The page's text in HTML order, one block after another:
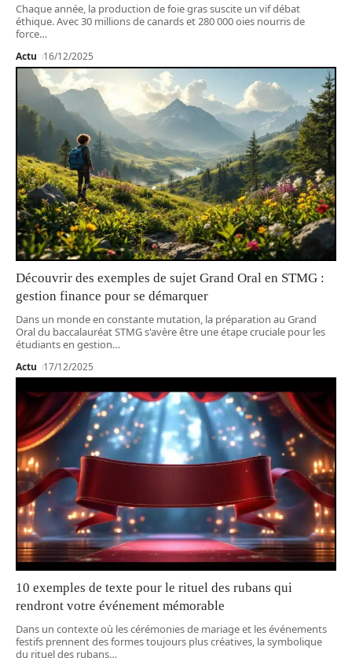
Chaque année, la production de foie gras suscite un vif débat
éthique. Avec 30 millions de canards et 280 000 oies nourris de
force…
Actu 16/12/2025
Découvrir des exemples de sujet Grand Oral en STMG :
gestion finance pour se démarquer
Dans un monde en constante mutation, la préparation au Grand
Oral du baccalauréat STMG s'avère être une étape cruciale pour les
étudiants en gestion…
Actu 17/12/2025
10 exemples de texte pour le rituel des rubans qui
rendront votre événement mémorable
Dans un contexte où les cérémonies de mariage et les événements
festifs prennent des formes toujours plus créatives, la symbolique
du rituel des rubans…